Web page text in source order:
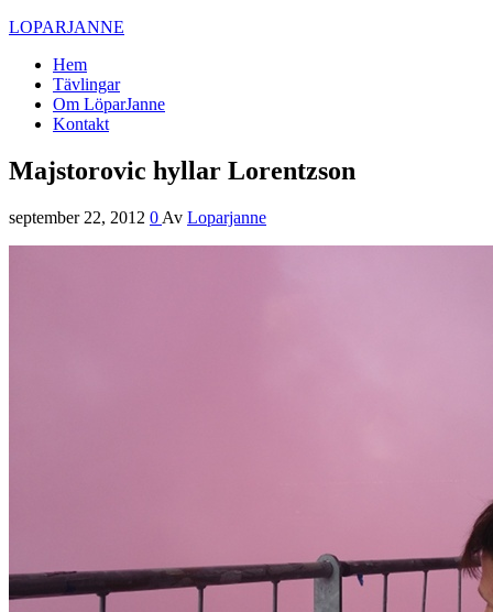
LOPARJANNE
Hem
Tävlingar
Om LöparJanne
Kontakt
Majstorovic hyllar Lorentzson
september 22, 2012 0 Av Loparjanne